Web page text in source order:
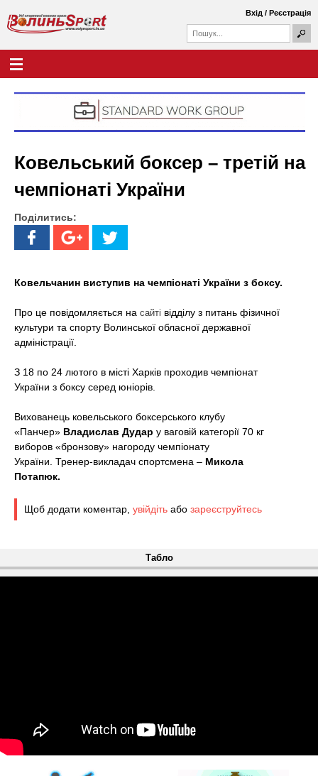
вмісту
В
о
н
ь
S
p
o
о
у
к
о
в
а
о
м
о
ш
Вхід / Реєстрація
Ковельський боксер – третій на
чемпіонаті України
Поділитись:
Ковельчанин виступив на чемпіонаті України з боксу.
Про це повідомляється на сайті відділу з питань фізичної
культури та спорту Волинської обласної державної
адміністрації.
З 18 по 24 лютого в місті Харків проходив чемпіонат
України з боксу серед юніорів.
Вихованець ковельського боксерського клубу
«Панчер» Владислав Дудар у ваговій категорії 70 кг
виборов «бронзову» нагороду чемпіонату
України. Тренер-викладач спортсмена – Микола
Потапюк.
Щоб додати коментар, увійдіть або зареєструйтесь
Табло